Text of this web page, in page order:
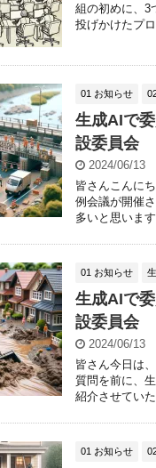
組の初めに、3
投げかけたプ
01 お知らせ
生成AIで
設委員会
2024/06/13
皆さんこんに
例会議が開催
多いと思いま
01 お知らせ
生成AIで
設委員会
2024/06/13
皆さん今日は
質問を前に、
紹介させてい
01 お知らせ